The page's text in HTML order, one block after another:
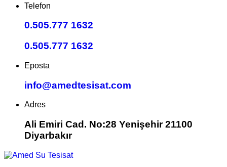
Telefon
0.505.777 1632
0.505.777 1632
Eposta
info@amedtesisat.com
Adres
Ali Emiri Cad. No:28 Yenişehir 21100
Diyarbakır